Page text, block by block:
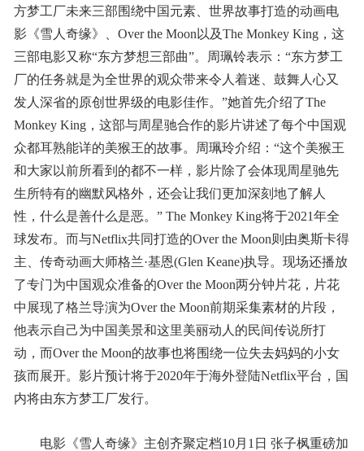
方梦工厂未来三部围绕中国元素、世界故事打造的动画电
影《雪人奇缘》、Over the Moon以及The Monkey King，这
三部电影又称“东方梦想三部曲”。周珮铃表示：“东方梦工
厂的任务就是为全世界的观众带来令人着迷、鼓舞人心又
发人深省的原创世界级的电影佳作。”她首先介绍了The
Monkey King，这部与周星驰合作的影片讲述了每个中国观
众都耳熟能详的美猴王的故事。周珮玲介绍：“这个美猴王
和大家以前所看到的都不一样，影片除了会体现周星驰先
生所特有的幽默风格外，还会让我们更加深刻地了解人
性，什么是善什么是恶。” The Monkey King将于2021年全
球发布。而与Netflix共同打造的Over the Moon则由奥斯卡得
主、传奇动画大师格兰·基恩(Glen Keane)执导。现场还播放
了专门为中国观众准备的Over the Moon两分钟片花，片花
中展现了格兰导演为Over the Moon前期采集素材的片段，
他表示自己为中国美景和这里美丽动人的民间传说所打
动，而Over the Moon的故事也将围绕一位失去妈妈的小女
孩而展开。影片预计将于2020年于海外登陆Netflix平台，国
内将由东方梦工厂发行。
电影《雪人奇缘》主创齐聚定档10月1日 张子枫重磅加